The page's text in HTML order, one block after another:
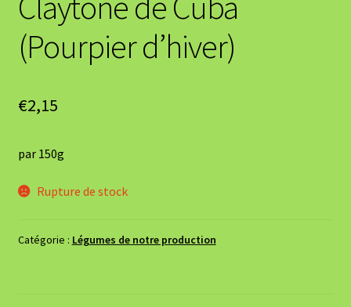
(Pourpier d’hiver)
€2,15
par 150g
Rupture de stock
Catégorie : Légumes de notre production